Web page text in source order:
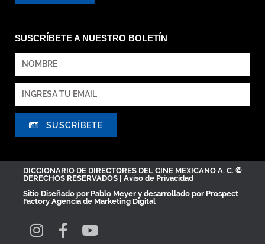
SUSCRÍBETE A NUESTRO BOLETÍN
SUSCRÍBETE
DICCIONARIO DE DIRECTORES DEL CINE MEXICANO A. C. ©
DERECHOS RESERVADOS | Aviso de Privacidad
Sitio Diseñado por Pablo Meyer y desarrollado por Prospect
Factory Agencia de Marketing Digital